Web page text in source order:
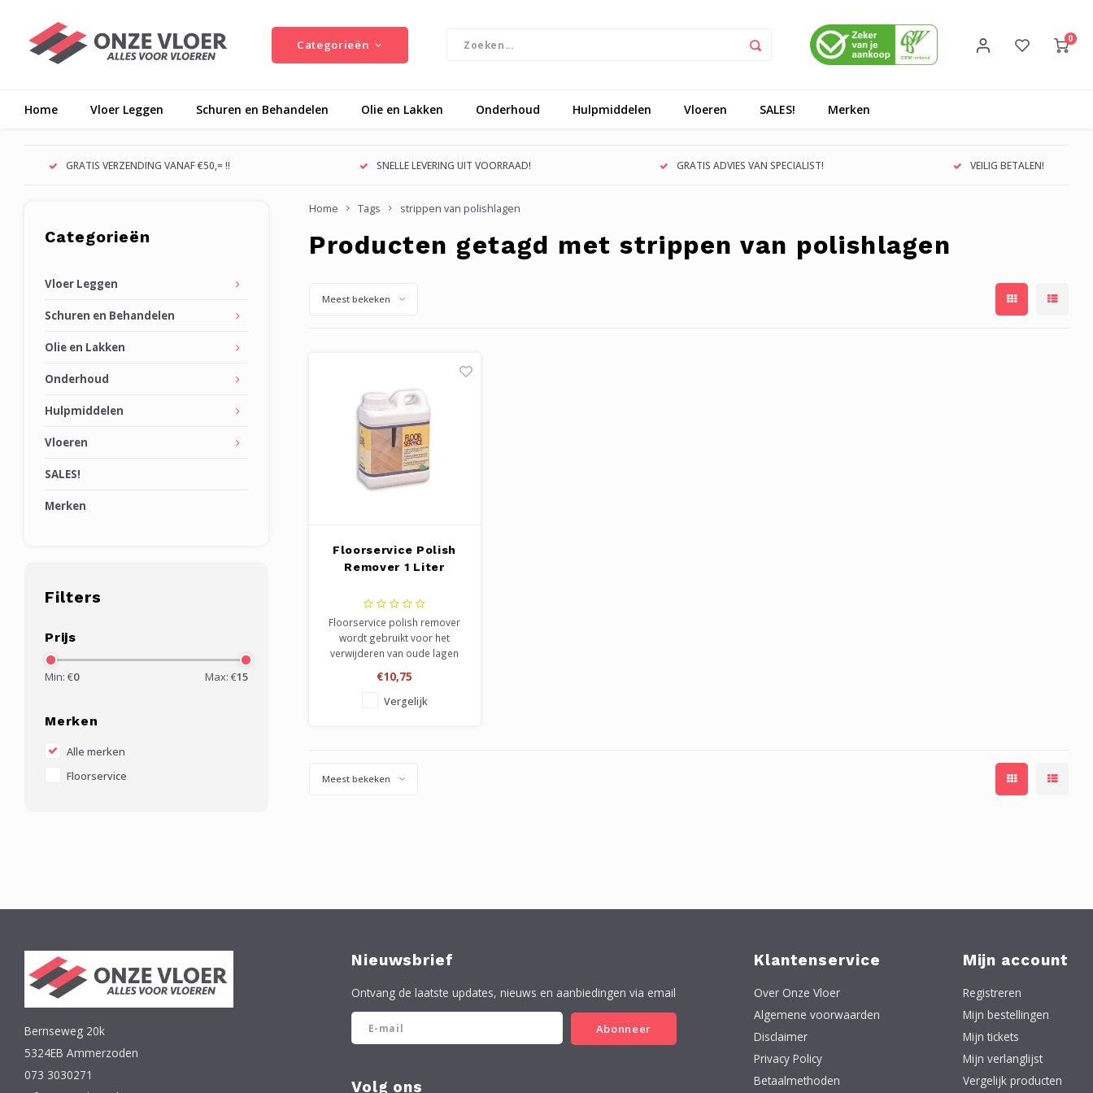
Categorieën 0
Home Vloer Leggen Schuren en Behandelen Olie en Lakken Onderhoud Hulpmiddelen Vloeren SALES! Merken
GRATIS VERZENDING VANAF €50,= !! SNELLE LEVERING UIT VOORRAAD! GRATIS ADVIES VAN SPECIALIST! VEILIG BETALEN!
Categorieën
Vloer Leggen
Schuren en Behandelen
Olie en Lakken
Onderhoud
Hulpmiddelen
Vloeren
SALES!
Merken
Filters
Prijs
Min: €0 Max: €15
Merken
Alle merken
Floorservice
Home Tags strippen van polishlagen
Producten getagd met strippen van polishlagen
Meest bekeken
Floorservice Polish
Remover 1 Liter
Floorservice polish remover
wordt gebruikt voor het
verwijderen van oude lagen
doek, even laten inwerken, en
met een schone doek
€10,75
Vergelijk
Meest bekeken
Bernseweg 20k
5324EB Ammerzoden
073 3030271
Nieuwsbrief
Ontvang de laatste updates, nieuws en aanbiedingen via email
Abonneer
Volg ons
Klantenservice
Over Onze Vloer
Algemene voorwaarden
Disclaimer
Privacy Policy
Betaalmethoden
Mijn account
Registreren
Mijn bestellingen
Mijn tickets
Mijn verlanglijst
Vergelijk producten